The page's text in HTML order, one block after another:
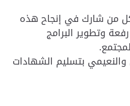
من شارك في إنجاح هذه
وتطوير البرامج
بتسليم الشهادات